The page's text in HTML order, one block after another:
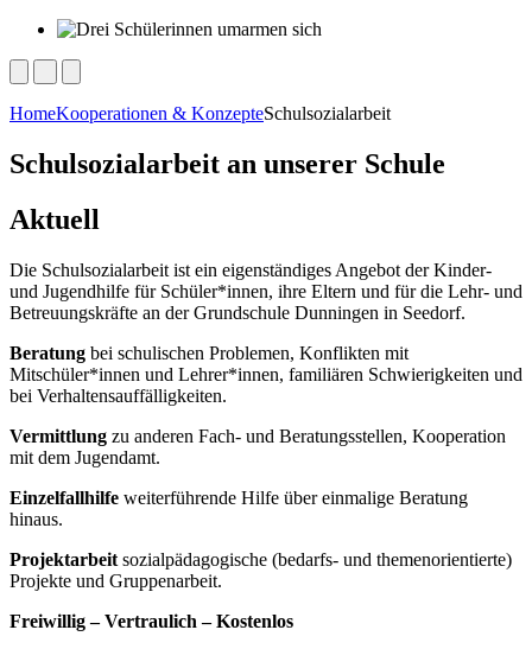
HomeKooperationen & KonzepteSchulsozialarbeit
Schulsozialarbeit an unserer Schule
Aktuell
Die Schulsozialarbeit ist ein eigenständiges Angebot der Kinder-
und Jugendhilfe für Schüler*innen, ihre Eltern und für die Lehr- und
Betreuungskräfte an der Grundschule Dunningen in Seedorf.
Beratung bei schulischen Problemen, Konflikten mit
Mitschüler*innen und Lehrer*innen, familiären Schwierigkeiten und
bei Verhaltensauffälligkeiten.
Vermittlung zu anderen Fach- und Beratungsstellen, Kooperation
mit dem Jugendamt.
Einzelfallhilfe weiterführende Hilfe über einmalige Beratung
hinaus.
Projektarbeit sozialpädagogische (bedarfs- und themenorientierte)
Projekte und Gruppenarbeit.
Freiwillig – Vertraulich – Kostenlos